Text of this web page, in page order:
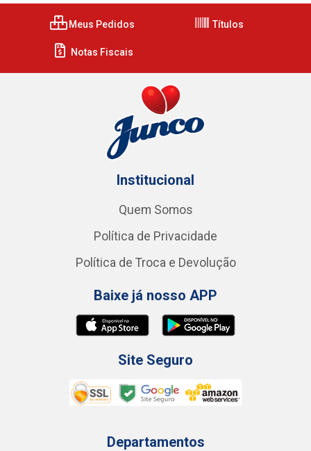
Meus Pedidos Títulos
Notas Fiscais
Institucional
Quem Somos
Política de Privacidade
Política de Troca e Devolução
Baixe já nosso APP
Site Seguro
Departamentos